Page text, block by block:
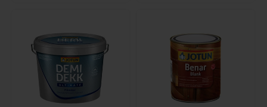
een unieke combinatie
van alkyd en acrylaat en
versterkt met UV
blokkerende
componenten.